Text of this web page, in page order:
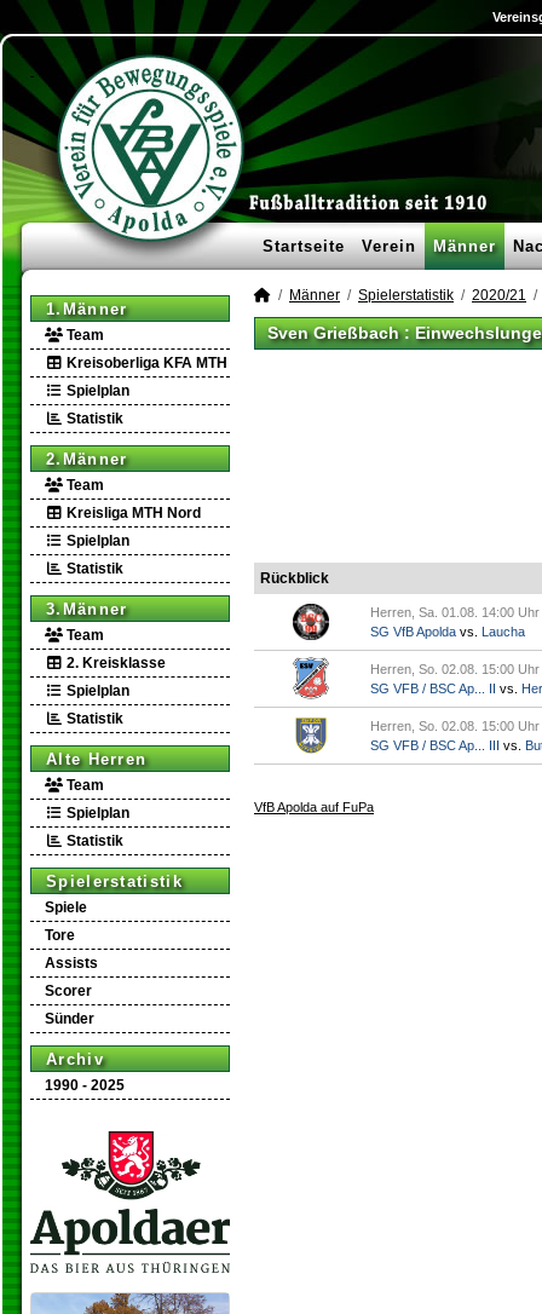
Startseite Verein Männer
1.Männer
Team
Kreisoberliga KFA MTH
Spielplan
Statistik
2.Männer
Team
Kreisliga MTH Nord
Spielplan
Statistik
3.Männer
Team
2. Kreisklasse
Spielplan
Statistik
Alte Herren
Team
Spielplan
Statistik
Spielerstatistik
Spiele
Tore
Assists
Scorer
Sünder
Archiv
1990 - 2025
Männer Spielerstatistik 2020/21
Sven Grießbach :
Rückblick
Herren, Sa. 01.08. 14:00 Uhr
SG VfB Apolda vs. Laucha
Herren, So. 02.08. 15:00 Uhr
SG VFB / BSC Ap... II vs.
Herren, So. 02.08. 15:00 Uhr
SG VFB / BSC Ap... III vs.
VfB Apolda auf FuPa